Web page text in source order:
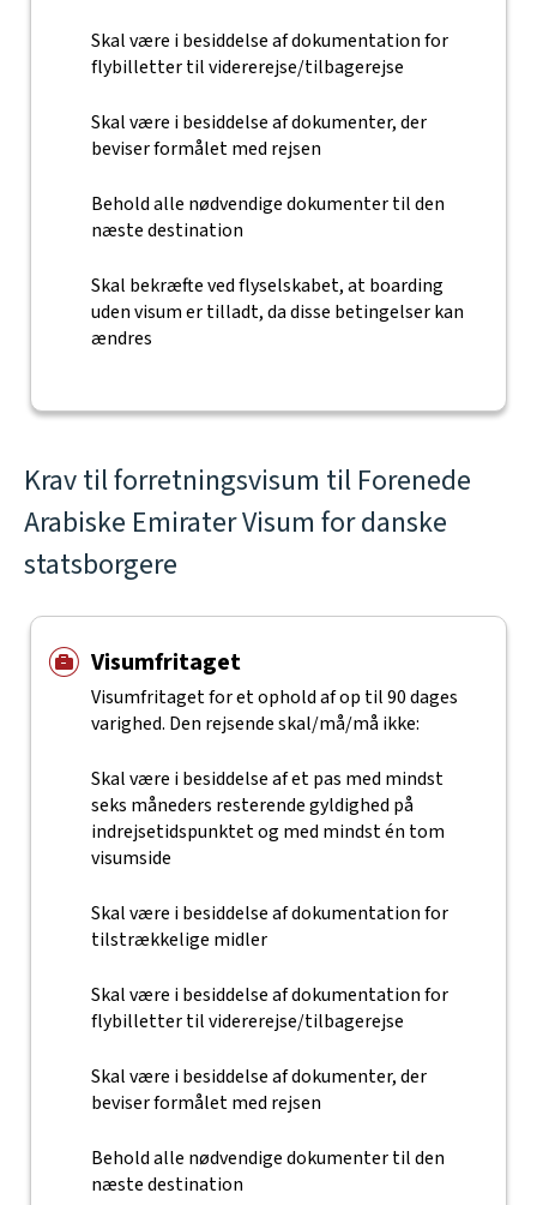
Skal være i besiddelse af dokumentation for
flybilletter til vidererejse/tilbagerejse
Skal være i besiddelse af dokumenter, der
beviser formålet med rejsen
Behold alle nødvendige dokumenter til den
næste destination
Skal bekræfte ved flyselskabet, at boarding
uden visum er tilladt, da disse betingelser kan
ændres
Krav til forretningsvisum til Forenede
Arabiske Emirater Visum for danske
statsborgere
Visumfritaget
Visumfritaget for et ophold af op til 90 dages
varighed. Den rejsende skal/må/må ikke:
Skal være i besiddelse af et pas med mindst
seks måneders resterende gyldighed på
indrejsetidspunktet og med mindst én tom
visumside
Skal være i besiddelse af dokumentation for
tilstrækkelige midler
Skal være i besiddelse af dokumentation for
flybilletter til vidererejse/tilbagerejse
Skal være i besiddelse af dokumenter, der
beviser formålet med rejsen
Behold alle nødvendige dokumenter til den
næste destination